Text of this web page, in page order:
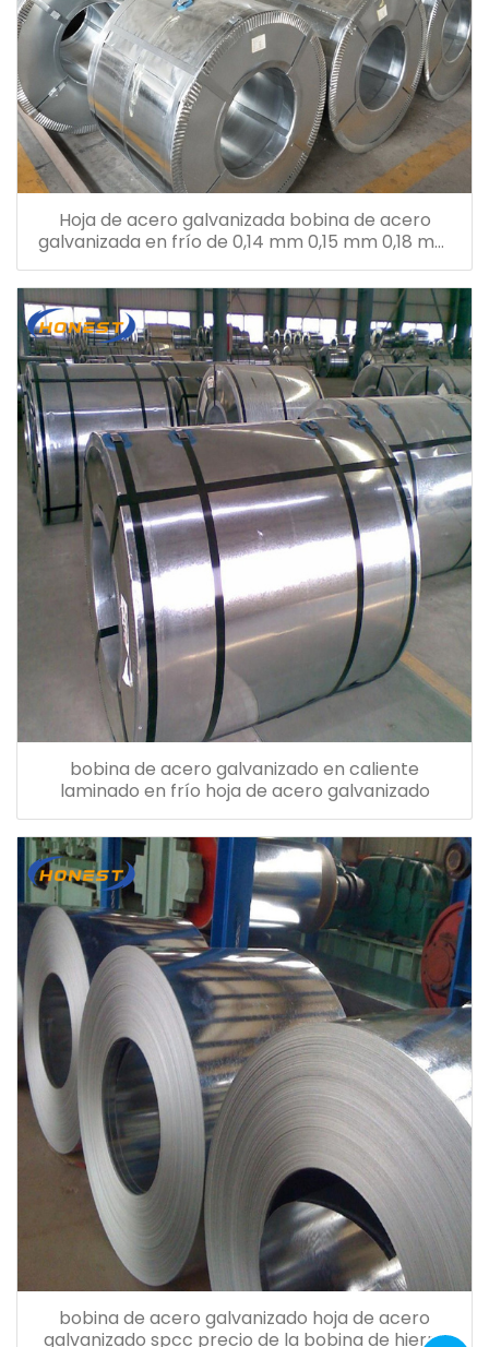
Hoja de acero galvanizada bobina de acero
galvanizada en frío de 0,14 mm 0,15 mm 0,18 mm
0,26 mm
bobina de acero galvanizado en caliente
laminado en frío hoja de acero galvanizado
bobina de acero galvanizado hoja de acero
galvanizado spcc precio de la bobina de hierro